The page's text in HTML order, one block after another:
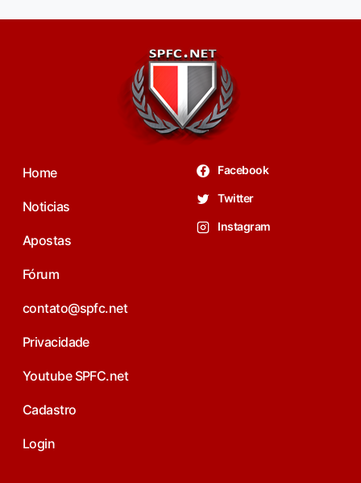
Home
Noticias
Apostas
Fórum
contato@spfc.net
Privacidade
Youtube SPFC.net
Cadastro
Login
Facebook
Twitter
Instagram